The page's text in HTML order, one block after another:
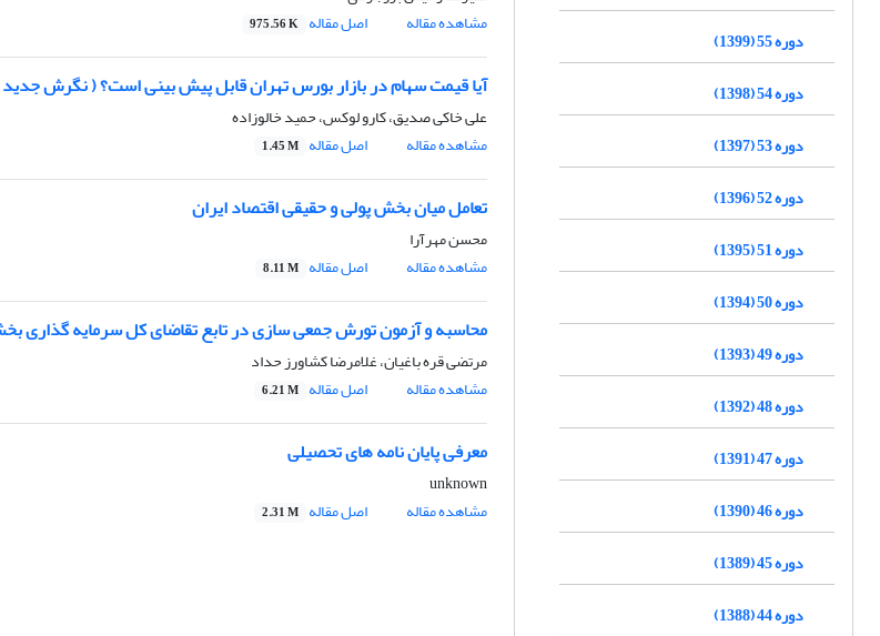
مشاهده مقاله
اصل مقاله 975.56 K
آیا قیمت سهام در بازار بورس تهران قابل پیش بینی است؟ ( نگرش
علی خاکی صدیق، کارو لوکس، حمید خالوزاده
مشاهده مقاله
اصل مقاله 1.45 M
تعامل میان بخش پولی و حقیقی اقتصاد ایران
محسن مهرآرا
مشاهده مقاله
اصل مقاله 8.11 M
محاسبه و آزمون تورش جمعی سازی در تابع تقاضای کل سرمایه گذاری
مرتضی قره باغیان، غلامرضا کشاورز حداد
مشاهده مقاله
اصل مقاله 6.21 M
معرفی پایان نامه های تحصیلی
unknown
مشاهده مقاله
اصل مقاله 2.31 M
دوره 55 (1399)
دوره 54 (1398)
دوره 53 (1397)
دوره 52 (1396)
دوره 51 (1395)
دوره 50 (1394)
دوره 49 (1393)
دوره 48 (1392)
دوره 47 (1391)
دوره 46 (1390)
دوره 45 (1389)
دوره 44 (1388)